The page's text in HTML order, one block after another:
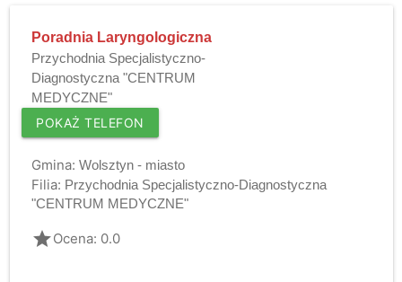
Poradnia Laryngologiczna
Przychodnia Specjalistyczno-
Diagnostyczna "CENTRUM
MEDYCZNE"
POKAŻ TELEFON
Gmina: Wolsztyn - miasto
Filia: Przychodnia Specjalistyczno-Diagnostyczna
"CENTRUM MEDYCZNE"
gradeOcena: 0.0